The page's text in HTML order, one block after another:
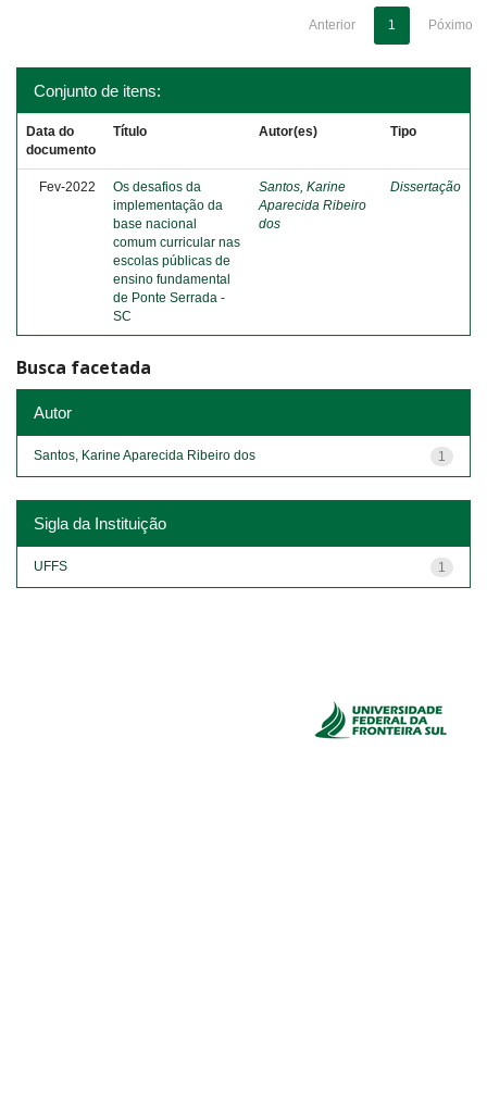
Anterior 1 Póximo
Conjunto de itens:
Data do
documento
Título Autor(es) Tipo
Fev-2022
Os desafios da
implementação da
base nacional
comum curricular nas
escolas públicas de
ensino fundamental
de Ponte Serrada -
SC
Santos, Karine
Aparecida Ribeiro
dos
Dissertação
Busca facetada
Autor
1
Santos, Karine Aparecida Ribeiro dos
Sigla da Instituição
1
UFFS